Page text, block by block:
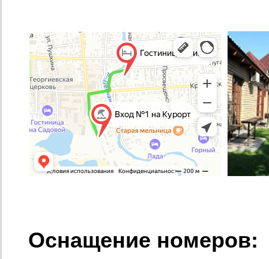
Оснащение номеров: